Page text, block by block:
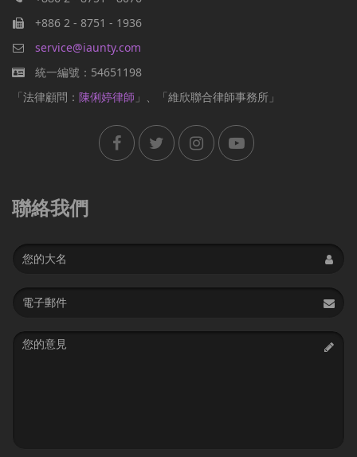
+886 2 - 8751 - 1936
service@iaunty.com
統一編號：54651198
「法律顧問： 陳俐婷律師 」、「維欣聯合律師事務所」
聯絡我們
Name
Email
address
Message